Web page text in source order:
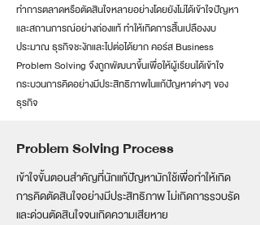
ทำการตลาดหรือตัดสินใจหลายอย่างโดยยังไม่ได้เข้าใจปัญหา
และสถานการณ์อย่างถ่องแท้ ทำให้เกิดการสิ้นเปลืองงบ
ประมาณ ธุรกิจชะงักและไปต่อได้ยาก คอร์ส Business
Problem Solving จึงถูกพัฒนาขึ้นเพื่อให้ผู้เรียนได้เข้าใจ
กระบวนการคิดอย่างมีประสิทธิภาพในแก้ปัญหาต่างๆ ของ
ธุรกิจ
Problem Solving Process
เข้าใจขั้นตอนสำคัญที่นักแก้ปัญหามักใช้เพื่อทำให้เกิด
การคิดตัดสินใจอย่างมีประสิทธิภาพ ไม่เกิดการรวบรัด
และด่วนตัดสินใจจนเกิดความเสียหาย